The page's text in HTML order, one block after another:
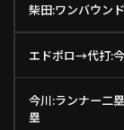
柴田:ワンバウン
エドポロ→代打:
今川:ランナー二
塁